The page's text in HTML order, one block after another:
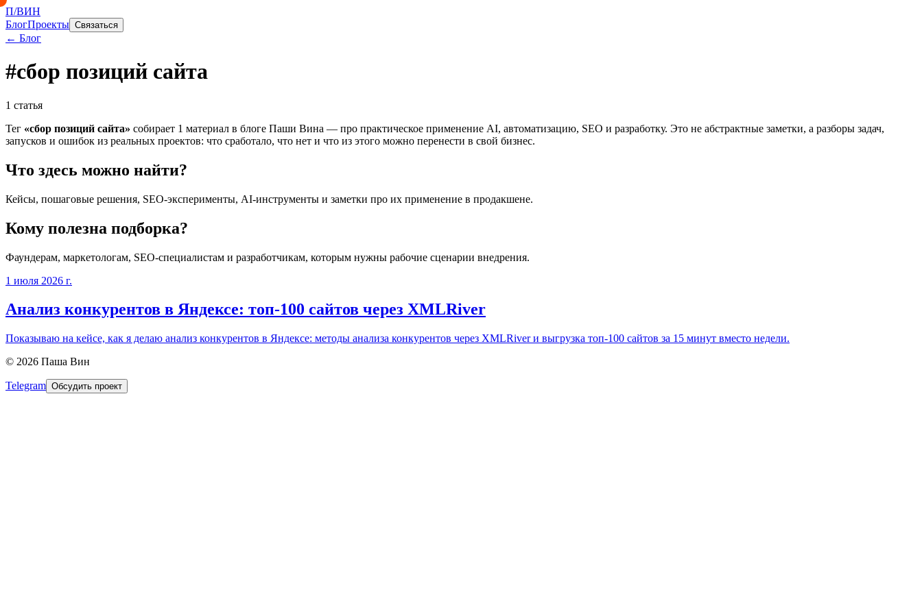
П/ВИН
БлогПроекты Связаться
← Блог
#сбор позиций сайта
1 статья
Тег «сбор позиций сайта» собирает 1 материал в блоге Паши Вина — про практическое применение AI, автоматизацию, SEO и разработку. Это не абстрактные заметки, а разборы задач,
запусков и ошибок из реальных проектов: что сработало, что нет и что из этого можно перенести в свой бизнес.
Что здесь можно найти?
Кейсы, пошаговые решения, SEO-эксперименты, AI-инструменты и заметки про их применение в продакшене.
Кому полезна подборка?
Фаундерам, маркетологам, SEO-специалистам и разработчикам, которым нужны рабочие сценарии внедрения.
1 июля 2026 г.
Анализ конкурентов в Яндексе: топ-100 сайтов через XMLRiver
Показываю на кейсе, как я делаю анализ конкурентов в Яндексе: методы анализа конкурентов через XMLRiver и выгрузка топ-100 сайтов за 15 минут вместо недели.
© 2026 Паша Вин
Telegram Обсудить проект